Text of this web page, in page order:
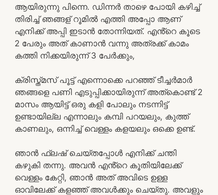
ആയിരുന്നു പിന്നെ. ഡിന്നർ താഴെ പോയി കഴിച്ച്
തിരിച്ച് ഞങ്ങള് റൂമിൽ എത്തി അപ്പോ ആണ്
എനിക്ക് അപ്പി ഇടാൻ തോന്നിയത്. എൻ്റെ കൂടെ
2 പേരും അത് കാണാൻ വന്നു അത്രക്ക് കാമം
കത്തി നിക്കയിരുന്ന് 3 പേർക്കും,
ക്രിസ്ത്മസ് പൂട്ട് എന്നൊക്കെ പറഞ്ഞ് ടീച്ചർമാർ
ഞങ്ങളെ പണി എടുപ്പിക്കായിരുന്ന് അത്കൊണ്ട് 2
മാസം ആയിട്ട് ഒരു കളി പോലും നടന്നിട്ട്
ഉണ്ടായില്ല എന്നാലും കമ്പി പറയലും, കുത്ത്
കാണലും, ഒന്നിച്ച് വെള്ളം കളയലും ഒക്കെ ഉണ്ട്.
ഞാൻ ഫ്ലഷ് ചെയ്തപ്പോൾ എനിക്ക് ചന്തി
കഴുകി തന്നു. അവൻ എൻ്റെ കൂതിയിലേക്ക്
വെള്ളം കേറ്റി, ഞാൻ അത് അവിടെ ഉള്ള
ഓവിലേക്ക് കളഞ്ഞ് അവൾക്കും ചെയ്തു. അവളും